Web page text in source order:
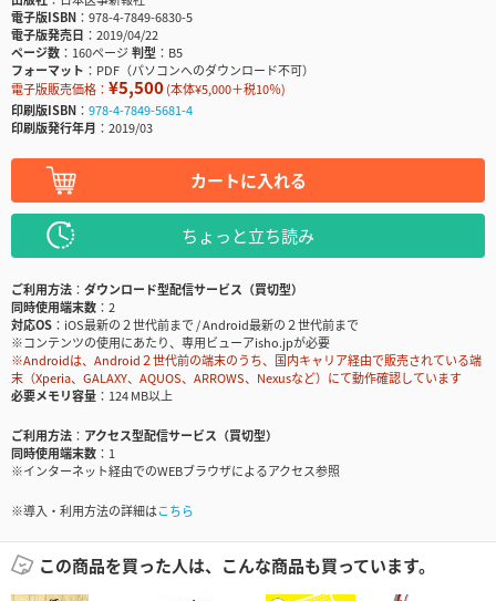
電子版ISBN
978-4-7849-6830-5
電子版発売日
2019/04/22
ページ数
160ページ判型
B5
フォーマット
PDF（パソコンへのダウンロード不可）
電子版販売価格： ¥5,500(本体¥5,000＋税10％)
印刷版ISBN
978-4-7849-5681-4
印刷版発行年月
2019/03
カートに入れる
ちょっと立ち読み
ご利用方法
ダウンロード型配信サービス（買切型）
同時使用端末数
2
対応OS
iOS最新の２世代前まで / Android最新の２世代前まで
※コンテンツの使用にあたり、専用ビューアisho.jpが必要
※Androidは、Android２世代前の端末のうち、国内キャリア経由で販売されている端
末（Xperia、GALAXY、AQUOS、ARROWS、Nexusなど）にて動作確認しています
必要メモリ容量
124 MB以上
ご利用方法
アクセス型配信サービス（買切型）
同時使用端末数
1
※インターネット経由でのWEBブラウザによるアクセス参照
※導入・利用方法の詳細はこちら
この商品を買った人は、こんな商品も買っています。